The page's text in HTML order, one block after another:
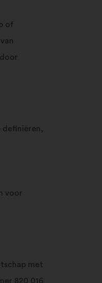
of
definiëren,
voor
met
820 016